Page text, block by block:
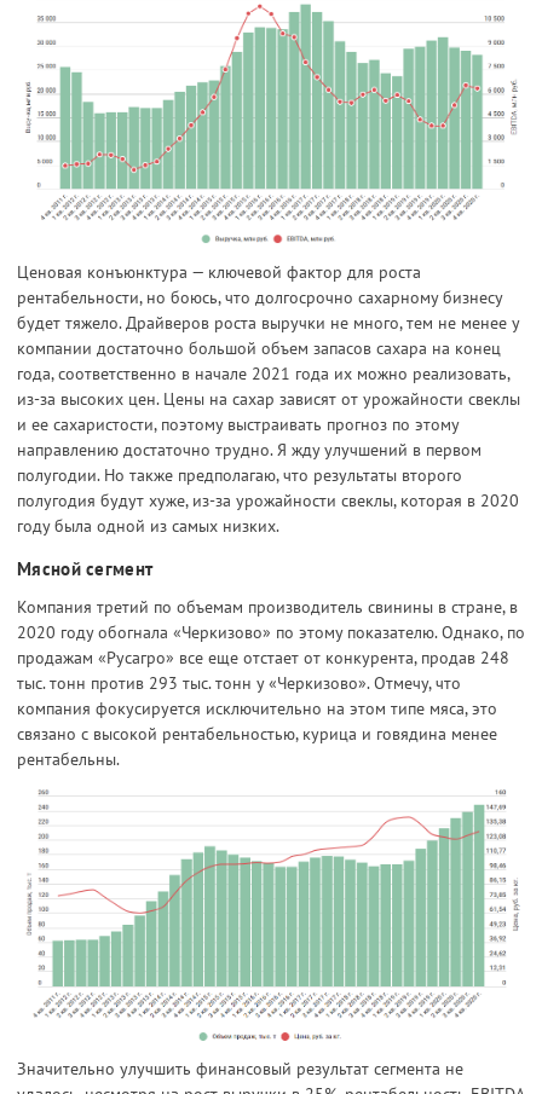
Ценовая конъюнктура — ключевой фактор для роста
рентабельности, но боюсь, что долгосрочно сахарному бизнесу
будет тяжело. Драйверов роста выручки не много, тем не менее у
компании достаточно большой объем запасов сахара на конец
года, соответственно в начале 2021 года их можно реализовать,
из-за высоких цен. Цены на сахар зависят от урожайности свеклы
и ее сахаристости, поэтому выстраивать прогноз по этому
направлению достаточно трудно. Я жду улучшений в первом
полугодии. Но также предполагаю, что результаты второго
полугодия будут хуже, из-за урожайности свеклы, которая в 2020
году была одной из самых низких.
Мясной сегмент
Компания третий по объемам производитель свинины в стране, в
2020 году обогнала «Черкизово» по этому показателю. Однако, по
продажам «Русагро» все еще отстает от конкурента, продав 248
тыс. тонн против 293 тыс. тонн у «Черкизово». Отмечу, что
компания фокусируется исключительно на этом типе мяса, это
связано с высокой рентабельностью, курица и говядина менее
рентабельны.
Значительно улучшить финансовый результат сегмента не